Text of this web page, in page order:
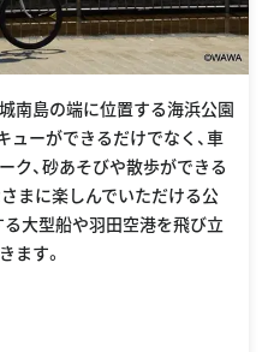
南島の端に位置する海浜公園
ューができるだけでなく、車
ク、砂あそびや散歩ができる
まに楽しんでいただける公
る大型船や羽田空港を飛び立
ます。